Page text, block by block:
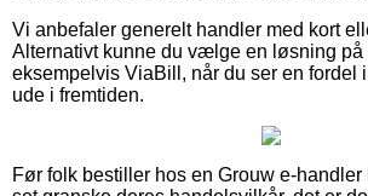
Vi anbefaler generelt handler med kort
Alternativt kunne du vælge en løsning på
eksempelvis ViaBill, når du ser en fordel
ude i fremtiden.
Før folk bestiller hos en Grouw e-